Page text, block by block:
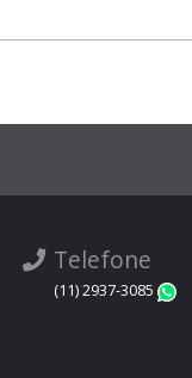
Telefone
(11) 2937-3085